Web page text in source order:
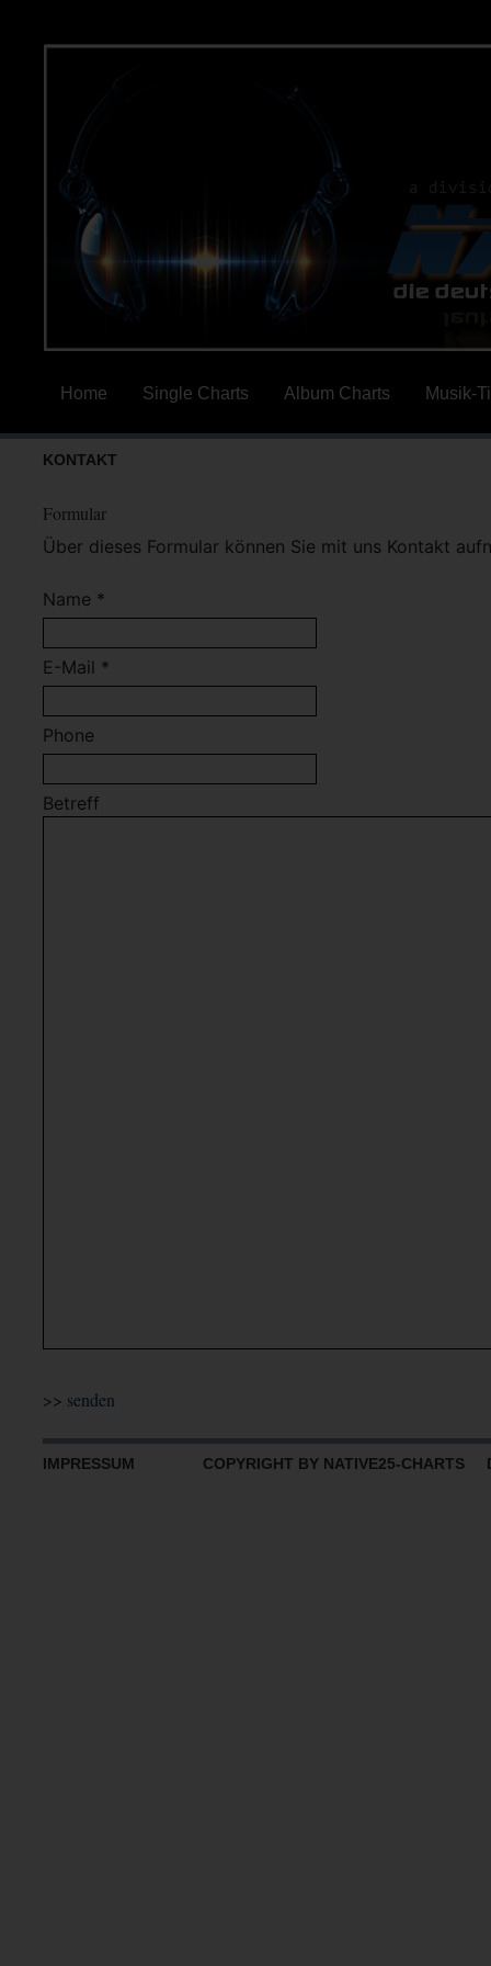
Home Single Charts Album Charts Musik-
KONTAKT
Formular
Über dieses Formular können Sie mit uns Kontakt
Name *
E-Mail *
Phone
Betreff
IMPRESSUM COPYRIGHT BY NATIVE25-CHARTS